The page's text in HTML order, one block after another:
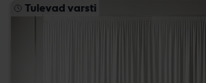
Tulevad varsti